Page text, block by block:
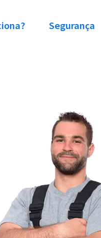
Segurança